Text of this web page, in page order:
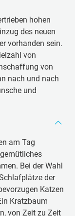
hohen
des neuen
vorhanden sein.
von
von
nach und nach
und
am Tag
Bei der Wahl
der
Katzen
Kratzbaum
von Zeit zu Zeit